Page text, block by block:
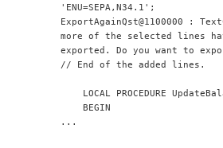
'ENU=SEPA,N34.1';
ExportAgainQst@1100000 :
more of the selected lines
exported. Do you want to
// End of the added lines.
LOCAL PROCEDURE
    BEGIN
...